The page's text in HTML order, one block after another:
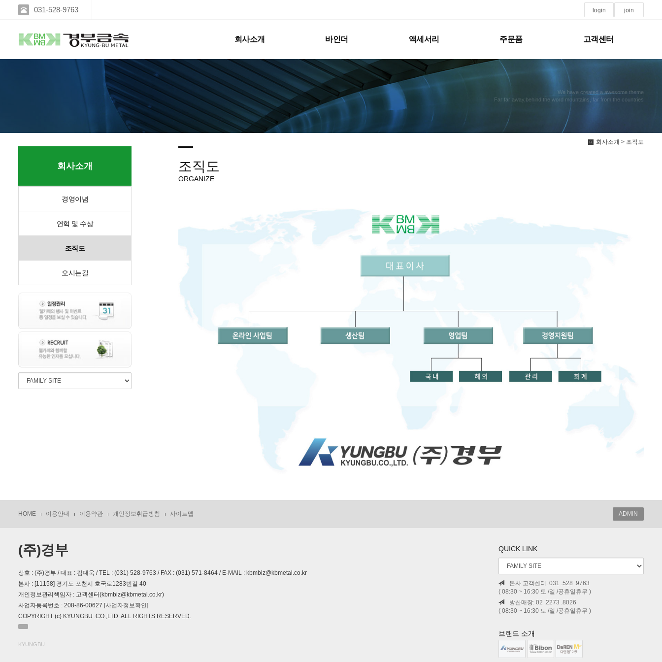
031-528-9763 login join
회사소개 바인더 액세서리 주문품 고객센터
We have created a awesome theme
Far far away,behind the word mountains, far from the countries
회사소개 > 조직도
회사소개
경영이념
연혁 및 수상
조직도
오시는길
조직도
ORGANIZE
HOME 이용안내 이용약관 개인정보취급방침 사이트맵 ADMIN
(주)경부
상호 : (주)경부 / 대표 : 김대욱 / TEL : (031) 528-9763 / FAX : (031) 571-8464 / E-MAIL : kbmbiz@kbmetal.co.kr
본사 : [11158] 경기도 포천시 호국로1283번길 40
개인정보관리책임자 : 고객센터(kbmbiz@kbmetal.co.kr)
사업자등록번호 : 208-86-00627 [사업자정보확인]
COPYRIGHT (c) KYUNGBU .CO.,LTD. ALL RIGHTS RESERVED.
KYUNGBU
QUICK LINK
본사 고객센터: 031 .528 .9763
( 08:30 ~ 16:30 토 /일 /공휴일휴무 )
방산매장: 02 .2273 .8026
( 08:30 ~ 16:30 토 /일 /공휴일휴무 )
브랜드 소개